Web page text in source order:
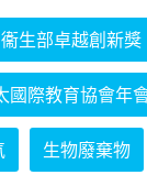
生部卓越創新獎
國際教育協會年
生物廢棄物